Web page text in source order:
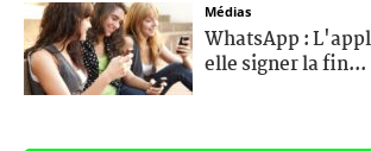
Médias
WhatsApp :
elle signer la fin...